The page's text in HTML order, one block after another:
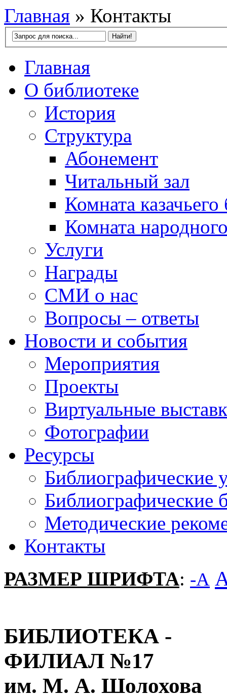
Главная » Контакты
Главная
О библиотеке
История
Структура
Абонемент
Читальный зал
Комната казачьего
Комната
Услуги
Награды
СМИ о нас
Вопросы – ответы
Новости и события
Мероприятия
Проекты
Виртуальные
Фотографии
Ресурсы
Библиографические
Библиографические
Методическиe
Контакты
РАЗМЕР ШРИФТА: -A
БИБЛИОТЕКА -
ФИЛИАЛ №17
им. М. А. Шолохова